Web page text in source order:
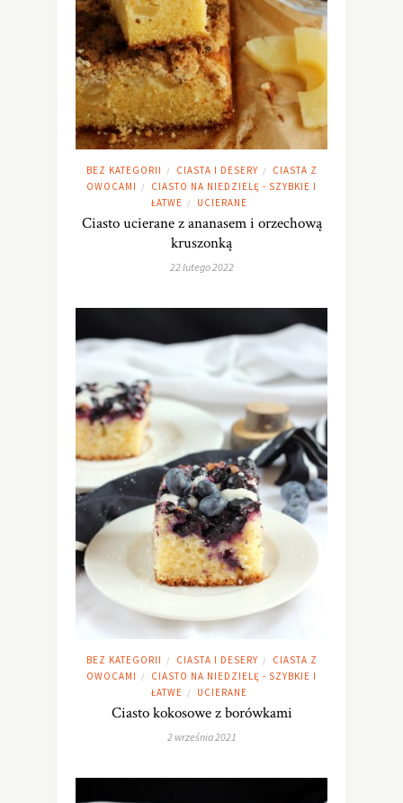
BEZ KATEGORII / CIASTA I DESERY /
CIASTA Z
OWOCAMI
/
CIASTO NA NIEDZIELĘ - SZYBKIE I
ŁATWE / UCIERANE
Ciasto ucierane z ananasem i orzechową
kruszonką
22 lutego 2022
BEZ KATEGORII / CIASTA I DESERY /
CIASTA Z
OWOCAMI
/
CIASTO NA NIEDZIELĘ - SZYBKIE I
ŁATWE / UCIERANE
Ciasto kokosowe z borówkami
2 września 2021